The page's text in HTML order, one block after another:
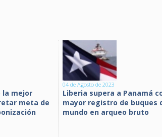
la mejor
meta de
04 de Agosto de 2023
Liberia supera a Panamá
mayor registro de buques
mundo en arqueo bruto